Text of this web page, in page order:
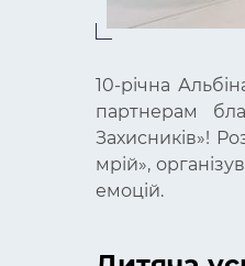
10-річна
партнерам
Захисників»!
мрій»,
емоцій.